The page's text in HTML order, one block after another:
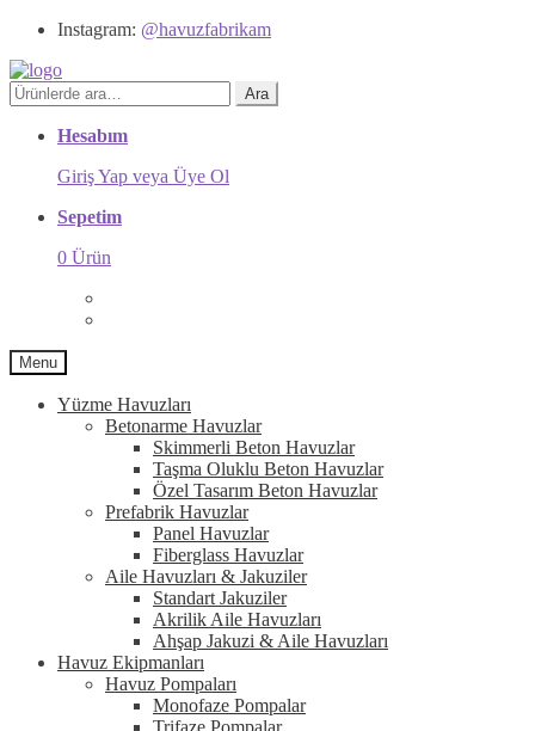
Instagram: @havuzfabrikam
Ara: Ara
Hesabım
Giriş Yap veya Üye Ol
Sepetim
0 Ürün
Menu
Yüzme Havuzları
Betonarme Havuzlar
Skimmerli Beton Havuzlar
Taşma Oluklu Beton Havuzlar
Özel Tasarım Beton Havuzlar
Prefabrik Havuzlar
Panel Havuzlar
Fiberglass Havuzlar
Aile Havuzları & Jakuziler
Standart Jakuziler
Akrilik Aile Havuzları
Ahşap Jakuzi & Aile Havuzları
Havuz Ekipmanları
Havuz Pompaları
Monofaze Pompalar
Trifaze Pompalar